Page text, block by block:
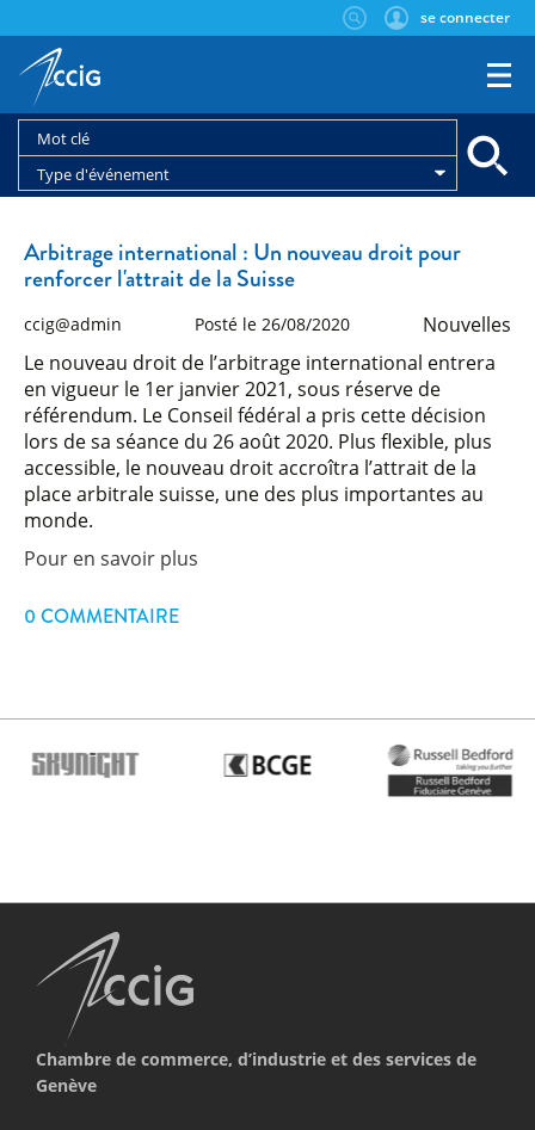
se connecter
Type d'événement
Arbitrage international : Un nouveau droit pour
renforcer l'attrait de la Suisse
ccig@admin Posté le 26/08/2020
Nouvelles
Le nouveau droit de l’arbitrage international entrera
en vigueur le 1er janvier 2021, sous réserve de
référendum. Le Conseil fédéral a pris cette décision
lors de sa séance du 26 août 2020. Plus flexible, plus
accessible, le nouveau droit accroîtra l’attrait de la
place arbitrale suisse, une des plus importantes au
monde.
Pour en savoir plus
0 COMMENTAIRE
Chambre de commerce, d’industrie et des services de
Genève